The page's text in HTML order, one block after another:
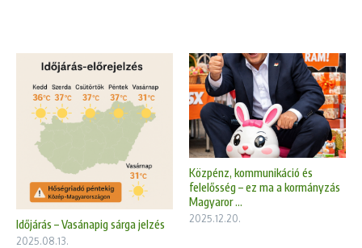
Időjárás – Vasánapig sárga jelzés
2025.08.13.
Közpénz, kommunikáció és
felelősség – ez ma a kormányzás
Magyaror ...
2025.12.20.